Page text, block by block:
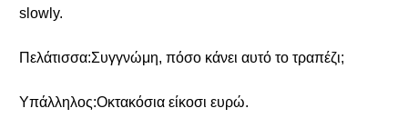
slowly.
Πελάτισσα:Συγγνώμη, πόσο κάνει αυτό το τραπέζι;
Υπάλληλος:Οκτακόσια είκοσι ευρώ.